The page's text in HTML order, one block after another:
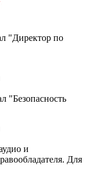
"Директор по
"Безопасность
и
Для